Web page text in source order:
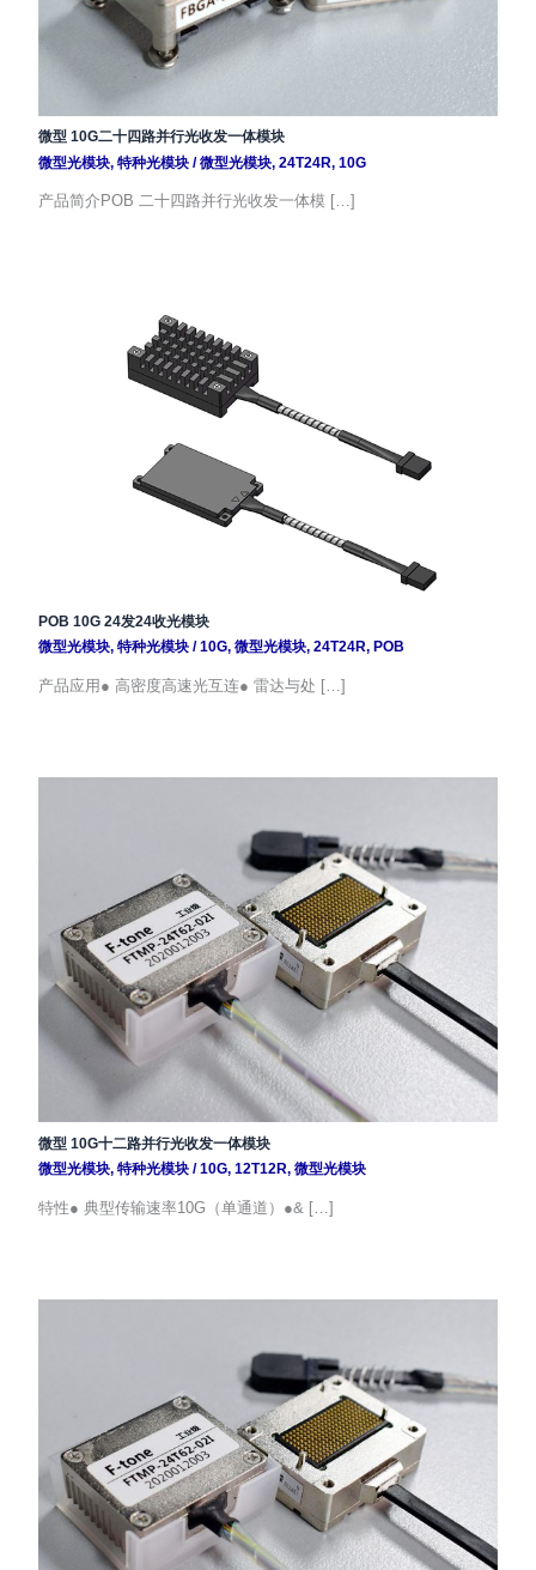
微型 10G二十四路并行光收发一体模块
微型光模块, 特种光模块/微型光模块, 24T24R, 10G
产品简介POB 二十四路并行光收发一体模 […]
POB 10G 24发24收光模块
微型光模块, 特种光模块/10G, 微型光模块, 24T24R, POB
产品应用● 高密度高速光互连● 雷达与处 […]
微型 10G十二路并行光收发一体模块
微型光模块, 特种光模块/10G, 12T12R, 微型光模块
特性● 典型传输速率10G（单通道）●& […]